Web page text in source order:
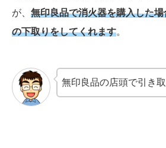
が、 無印良品で消火器を購入した
の下取りをしてくれます。
無印良品の店頭で引き